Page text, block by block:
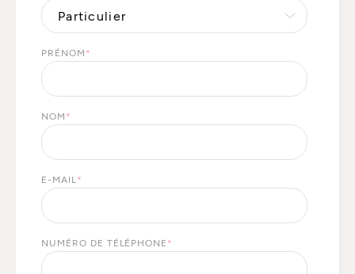
PRÉNOM *
NOM *
E-MAIL *
NUMÉRO DE TÉLÉPHONE *